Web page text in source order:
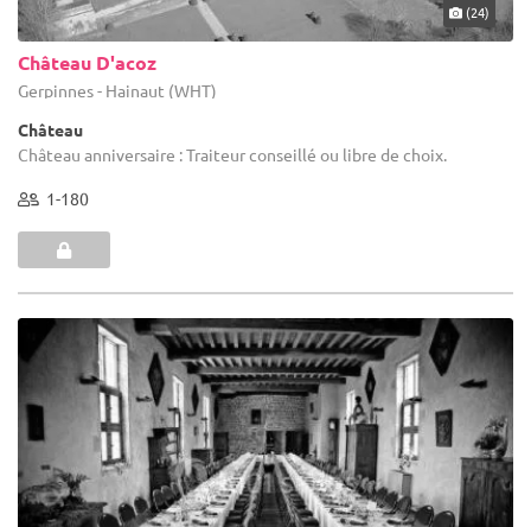
(24)
Château D'acoz
Gerpinnes - Hainaut (WHT)
Château
Château anniversaire : Traiteur conseillé ou libre de choix.
1-180